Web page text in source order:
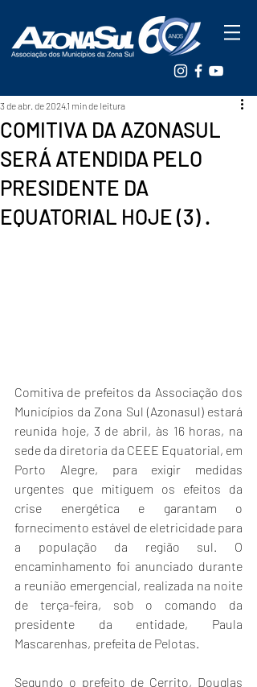
COMITIVA DA AZONASUL
SERÁ ATENDIDA PELO
PRESIDENTE DA
EQUATORIAL HOJE (3) .
3 de abr. de 20241 min de leitura
Comitiva de prefeitos da Associação dos
Municípios da Zona Sul (Azonasul) estará
reunida hoje, 3 de abril, às 16 horas, na
sede da diretoria da CEEE Equatorial, em
Porto Alegre, para exigir medidas
urgentes que mitiguem os efeitos da
crise energética e garantam o
fornecimento estável de eletricidade para
a população da região sul. O
encaminhamento foi anunciado durante
a reunião emergencial, realizada na noite
de terça-feira, sob o comando da
presidente da entidade, Paula
Mascarenhas, prefeita de Pelotas.
Segundo o prefeito de Cerrito, Douglas